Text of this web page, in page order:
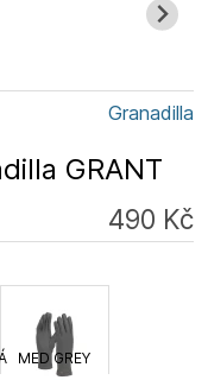
Granadilla
GRANT
490 Kč
MED GREY